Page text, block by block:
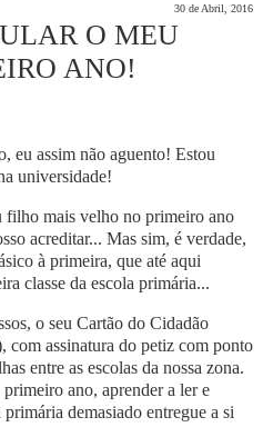
30 de Abril, 2016
O MEU
ANO!
eu assim não aguento! Estou
universidade!
filho mais velho no primeiro ano
acreditar... Mas sim, é verdade,
à primeira, que até aqui
classe da escola primária...
o seu Cartão do Cidadão
com assinatura do petiz com ponto
entre as escolas da nossa zona.
ano, aprender a ler e
demasiado entregue a si